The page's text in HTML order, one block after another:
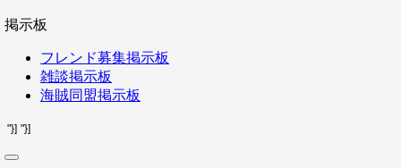
掲示板
フレンド募集掲示板
雑談掲示板
海賊同盟掲示板
"}] "}]